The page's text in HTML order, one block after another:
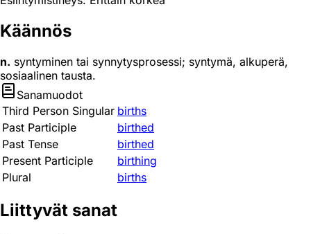
Käännös
n. syntyminen tai synnytysprosessi; syntymä, alkuperä,
sosiaalinen tausta.
Sanamuodot
Third Person Singular births
Past Participle
birthed
Past Tense
birthed
Present Participle
birthing
Plural
births
Liittyvät sanat